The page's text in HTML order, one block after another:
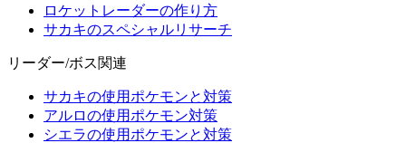
ロケットレーダーの作り方
サカキのスペシャルリサーチ
リーダー/ボス関連
サカキの使用ポケモンと対策
アルロの使用ポケモン対策
シエラの使用ポケモンと対策